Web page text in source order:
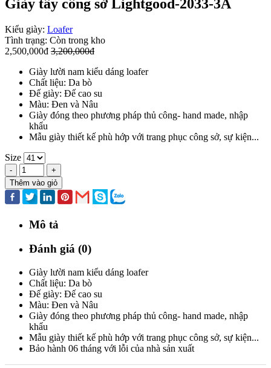
Giày tây công sở Lightgood-2033-3A
Kiểu giày: Loafer
Tình trạng: Còn trong kho
2,500,000đ 3,200,000đ
Giày lười nam kiểu dáng loafer
Chất liệu: Da bò
Đế giày: Đế cao su
Màu: Đen và Nâu
Giày đóng theo phương pháp thủ công- hand made, nhập
khẩu
Mẫu giày thiết kế phù hớp với trang phục công sở, sự kiện...
Size
-
+
Thêm vào giỏ
Mô tả
Đánh giá (0)
Giày lười nam kiểu dáng loafer
Chất liệu: Da bò
Đế giày: Đế cao su
Màu: Đen và Nâu
Giày đóng theo phương pháp thủ công- hand made, nhập
khẩu
Mẫu giày thiết kế phù hớp với trang phục công sở, sự kiện...
Bảo hành 06 tháng với lỗi của nhà sản xuất